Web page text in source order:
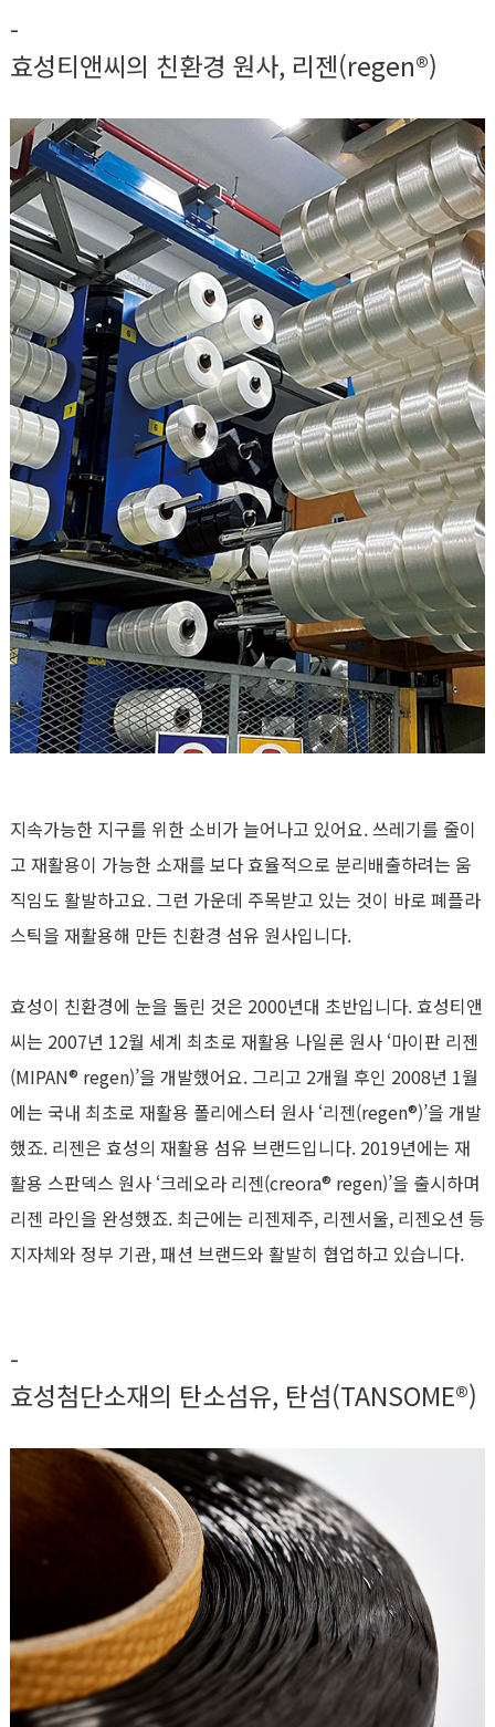
-
효성티앤씨의 친환경 원사, 리젠(regen®)
지속가능한 지구를 위한 소비가 늘어나고 있어요. 쓰레기를 줄이
고 재활용이 가능한 소재를 보다 효율적으로 분리배출하려는 움
직임도 활발하고요. 그런 가운데 주목받고 있는 것이 바로 폐플라
스틱을 재활용해 만든 친환경 섬유 원사입니다.
효성이 친환경에 눈을 돌린 것은 2000년대 초반입니다. 효성티앤
씨는 2007년 12월 세계 최초로 재활용 나일론 원사 ‘마이판 리젠
(MIPAN® regen)’을 개발했어요. 그리고 2개월 후인 2008년 1월
에는 국내 최초로 재활용 폴리에스터 원사 ‘리젠(regen®)’을 개발
했죠. 리젠은 효성의 재활용 섬유 브랜드입니다. 2019년에는 재
활용 스판덱스 원사 ‘크레오라 리젠(creora® regen)’을 출시하며
리젠 라인을 완성했죠. 최근에는 리젠제주, 리젠서울, 리젠오션 등
지자체와 정부 기관, 패션 브랜드와 활발히 협업하고 있습니다.
-
효성첨단소재의 탄소섬유, 탄섬(TANSOME®)